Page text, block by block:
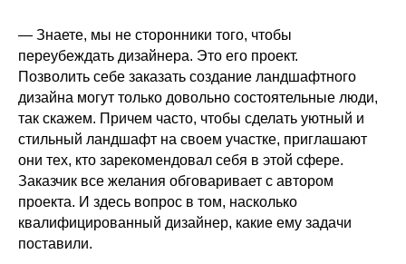
— Знаете, мы не сторонники того, чтобы
переубеждать дизайнера. Это его проект.
Позволить себе заказать создание ландшафтного
дизайна могут только довольно состоятельные люди,
так скажем. Причем часто, чтобы сделать уютный и
стильный ландшафт на своем участке, приглашают
они тех, кто зарекомендовал себя в этой сфере.
Заказчик все желания обговаривает с автором
проекта. И здесь вопрос в том, насколько
квалифицированный дизайнер, какие ему задачи
поставили.